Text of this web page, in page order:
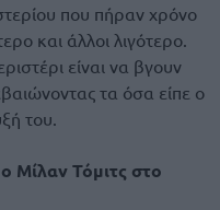
που πήραν χρόνο
και άλλοι λιγότερο.
είναι να βγουν
τα όσα είπε ο
του.
Μίλαν Τόμιτς στο